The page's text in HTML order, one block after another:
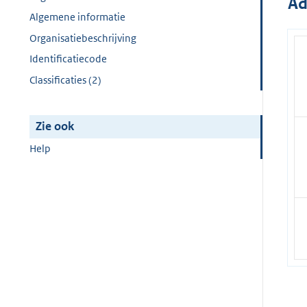
Algemene informatie
Organisatiebeschrijving
Identificatiecode
Classificaties (2)
Zie ook
Help